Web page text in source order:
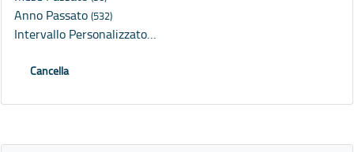
Anno Passato (532)
Intervallo Personalizzato…
Cancella